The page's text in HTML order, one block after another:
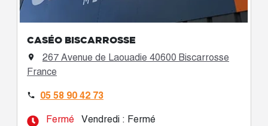
CASÉO BISCARROSSE

267 Avenue de Laouadie 40600 Biscarrosse
France
 05 58 90 42 73
Fermé Vendredi : Fermé